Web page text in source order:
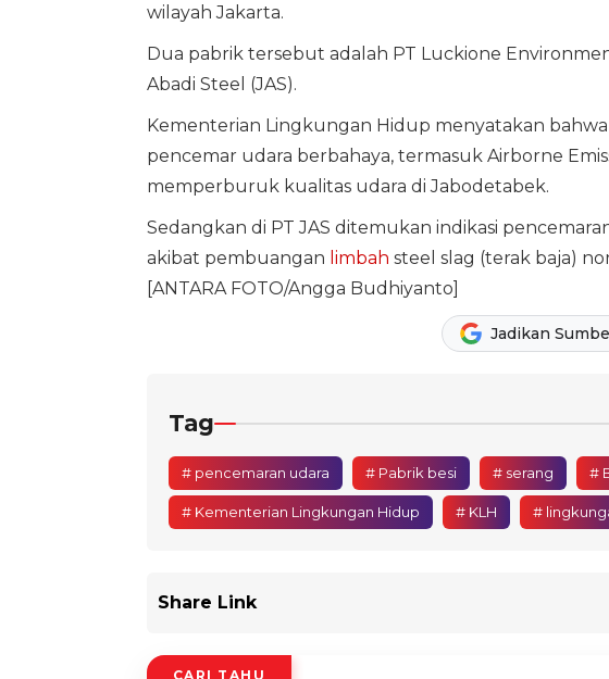
wilayah Jakarta.
Dua pabrik tersebut adalah PT Luckione
Abadi Steel (JAS).
Kementerian Lingkungan Hidup menyatakan
pencemar udara berbahaya, termasuk Airborne
memperburuk kualitas udara di Jabodetabek.
Sedangkan di PT JAS ditemukan indikasi
akibat pembuangan limbah steel slag (terak baja)
[ANTARA FOTO/Angga Budhiyanto]
Jadikan
Tag
# pencemaran udara # Pabrik besi # serang #
# Kementerian Lingkungan Hidup # KLH #
Share Link
CARI TAHU